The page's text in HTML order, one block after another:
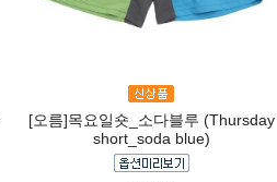
[오름]목요일숏_소다블루 (Thursday
short_soda blue)